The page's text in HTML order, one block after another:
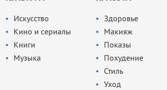
Искусство
Кино и сериалы
Книги
Музыка
Здоровье
Макияж
Показы
Похудение
Стиль
Уход